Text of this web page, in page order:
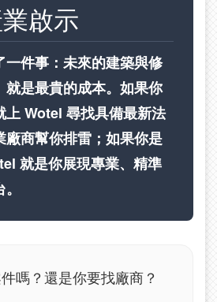
啟示
一件事：未來的建築與修
就是最貴的成本。如果你
上 Wotel 尋找具備最新法
廠商幫你排雷；如果你是
就是你展現專業、精準
嗎？還是你要找廠商？